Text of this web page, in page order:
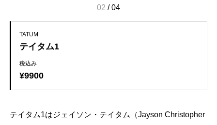
02 /04
TATUM
テイタム1
税込み
¥9900
テイタム1はジェイソン・テイタム（Jayson Christopher